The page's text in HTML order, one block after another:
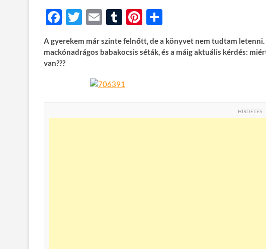
F
ac
e
b
k
T
itt
E
m
ail
T
u
m
r
Pi
nt
er
ss
za
A gyerekem már szinte felnőtt, de a könyvet nem tudtam
mackónadrágos babakocsis séták, és a máig aktuális kérdés:
van???
HIRDETÉS